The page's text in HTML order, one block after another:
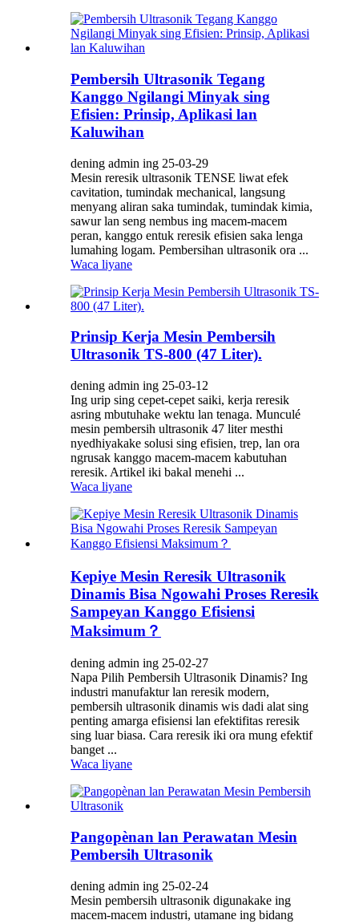
Pembersih Ultrasonik Tegang
Kanggo Ngilangi Minyak sing
Efisien: Prinsip, Aplikasi lan
Kaluwihan
dening admin ing 25-03-29
Mesin reresik ultrasonik TENSE liwat efek
cavitation, tumindak mechanical, langsung
menyang aliran saka tumindak, tumindak kimia,
sawur lan seng nembus ing macem-macem
peran, kanggo entuk reresik efisien saka lenga
lumahing logam. Pembersihan ultrasonik ora ...
Waca liyane
Prinsip Kerja Mesin Pembersih
Ultrasonik TS-800 (47 Liter).
dening admin ing 25-03-12
Ing urip sing cepet-cepet saiki, kerja reresik
asring mbutuhake wektu lan tenaga. Munculé
mesin pembersih ultrasonik 47 liter mesthi
nyedhiyakake solusi sing efisien, trep, lan ora
ngrusak kanggo macem-macem kabutuhan
reresik. Artikel iki bakal menehi ...
Waca liyane
Kepiye Mesin Reresik Ultrasonik
Dinamis Bisa Ngowahi Proses Reresik
Sampeyan Kanggo Efisiensi
Maksimum？
dening admin ing 25-02-27
Napa Pilih Pembersih Ultrasonik Dinamis? Ing
industri manufaktur lan reresik modern,
pembersih ultrasonik dinamis wis dadi alat sing
penting amarga efisiensi lan efektifitas reresik
sing luar biasa. Cara reresik iki ora mung efektif
banget ...
Waca liyane
Pangopènan lan Perawatan Mesin
Pembersih Ultrasonik
dening admin ing 25-02-24
Mesin pembersih ultrasonik digunakake ing
macem-macem industri, utamane ing bidang